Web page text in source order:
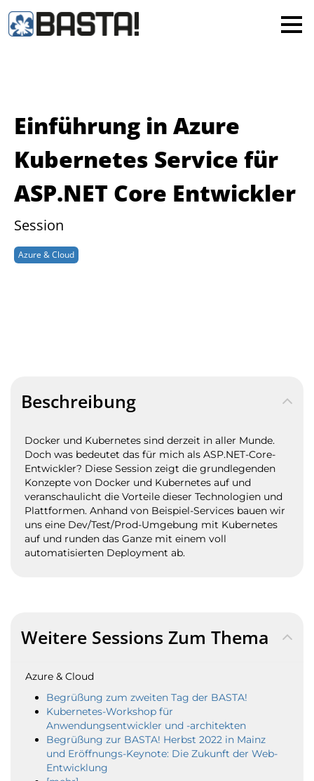
Einführung in Azure
Kubernetes Service für
ASP.NET Core Entwickler
Session
Azure & Cloud
Beschreibung
Docker und Kubernetes sind derzeit in aller Munde.
Doch was bedeutet das für mich als ASP.NET-Core-
Entwickler? Diese Session zeigt die grundlegenden
Konzepte von Docker und Kubernetes auf und
veranschaulicht die Vorteile dieser Technologien und
Plattformen. Anhand von Beispiel-Services bauen wir
uns eine Dev/Test/Prod-Umgebung mit Kubernetes
auf und runden das Ganze mit einem voll
automatisierten Deployment ab.
Weitere Sessions Zum Thema
Azure & Cloud
Begrüßung zum zweiten Tag der BASTA!
Kubernetes-Workshop für
Anwendungsentwickler und -architekten
Begrüßung zur BASTA! Herbst 2022 in Mainz
und Eröffnungs-Keynote: Die Zukunft der Web-
Entwicklung
MAINZ
Alle